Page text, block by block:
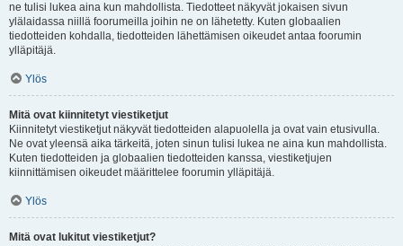
ne tulisi lukea aina kun mahdollista. Tiedotteet näkyvät jokaisen sivun
ylälaidassa niillä foorumeilla joihin ne on lähetetty. Kuten globaalien
tiedotteiden kohdalla, tiedotteiden lähettämisen oikeudet antaa foorumin
ylläpitäjä.
Ylös
Mitä ovat kiinnitetyt viestiketjut
Kiinnitetyt viestiketjut näkyvät tiedotteiden alapuolella ja ovat vain etusivulla.
Ne ovat yleensä aika tärkeitä, joten sinun tulisi lukea ne aina kun mahdollista.
Kuten tiedotteiden ja globaalien tiedotteiden kanssa, viestiketjujen
kiinnittämisen oikeudet määrittelee foorumin ylläpitäjä.
Ylös
Mitä ovat lukitut viestiketjut?